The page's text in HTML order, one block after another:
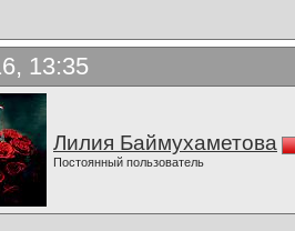
13:35
Лилия Баймухаметова
Постоянный пользователь